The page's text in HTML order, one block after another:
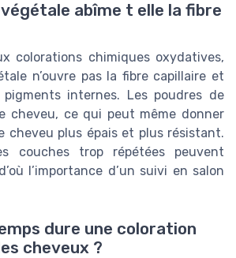
abîme t elle la fibre
colorations chimiques oxydatives,
n’ouvre pas la fibre capillaire et
internes. Les poudres de
cheveu, ce qui peut même donner
cheveu plus épais et plus résistant.
couches trop répétées peuvent
l’importance d’un suivi en salon
dure une coloration
cheveux ?